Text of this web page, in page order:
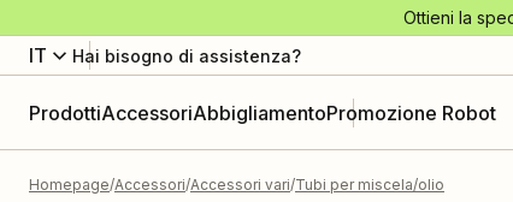
Ottieni la
IT Hai bisogno di assistenza?
ProdottiAccessoriAbbigliamentoPromozione Robot
Homepage Accessori Accessori vari Tubi per miscela/olio